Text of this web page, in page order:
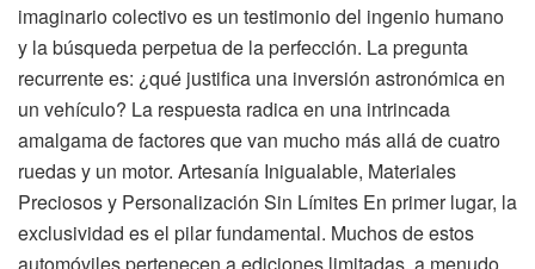
imaginario colectivo es un testimonio del ingenio humano
y la búsqueda perpetua de la perfección. La pregunta
recurrente es: ¿qué justifica una inversión astronómica en
un vehículo? La respuesta radica en una intrincada
amalgama de factores que van mucho más allá de cuatro
ruedas y un motor. Artesanía Inigualable, Materiales
Preciosos y Personalización Sin Límites En primer lugar, la
exclusividad es el pilar fundamental. Muchos de estos